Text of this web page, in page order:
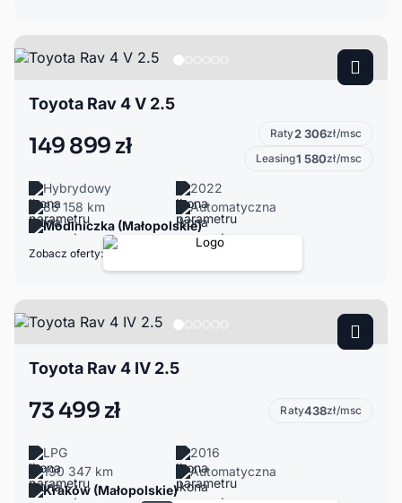
Toyota Rav 4 V 2.5
149 899 zł Raty2 306zł/msc
Leasing1 580zł/msc
Hybrydowy
2022
86 158 km
Automatyczna
Modlniczka (Małopolskie)
Zobacz oferty:
Toyota Rav 4 IV 2.5
73 499 zł Raty438zł/msc
LPG
2016
190 347 km
Automatyczna
Kraków (Małopolskie)